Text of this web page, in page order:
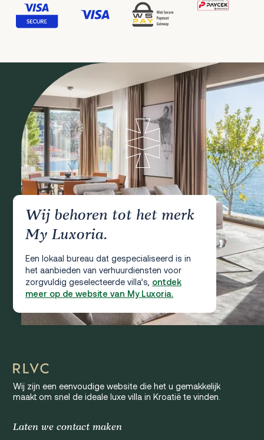
Wij behoren tot het merk
My Luxoria.
Een lokaal bureau dat gespecialiseerd is in
het aanbieden van verhuurdiensten voor
zorgvuldig geselecteerde villa’s, ontdek
meer op de website van My Luxoria.
Wij zijn een eenvoudige website die het u gemakkelijk
maakt om snel de ideale luxe villa in Kroatië te vinden.
Laten we contact maken